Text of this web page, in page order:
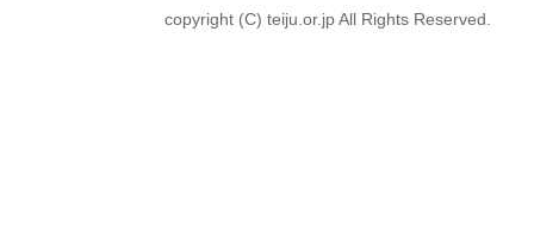
copyright (C) teiju.or.jp All Rights Reserved.